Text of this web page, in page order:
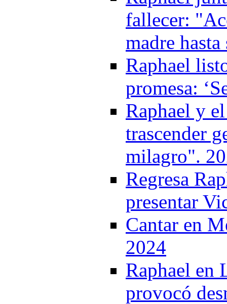
fallecer:
madre
Raphael
promesa:
Raphael y
trascender
milagro".
Regresa
presentar
Cantar en
2024
Raphael en
provocó